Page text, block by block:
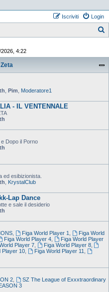
Login
Iscriviti
4:22
Pim
Moderatore1
- IL VENTENNALE
Dopo il Porno
ed esibizionista.
KrystalClub
Lap Dance
e sale il desiderio
, Figa World Player 1
Figa World
Figa World Player 4,
Figa World Player
Player 7, Figa World Player 8,
Player 10, Figa World Player 11
2,
SZ The League of Exxxtraordinary
3